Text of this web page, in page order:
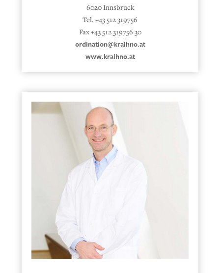
6020 Innsbruck
Tel. +43 512 319756
Fax +43 512 319756 30
ordination@kralhno.at
www.kralhno.at